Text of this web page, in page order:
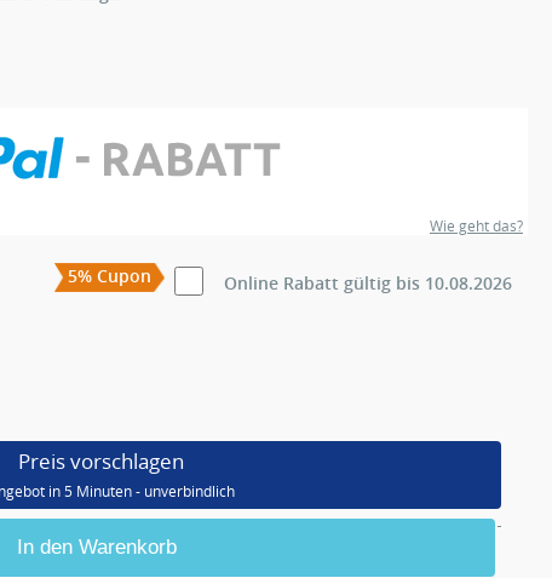
Wie geht das?
5% Cupon Online Rabatt gültig bis 10.08.2026
Preis vorschlagen
in 5 Minuten - unverbindlich
In den Warenkorb